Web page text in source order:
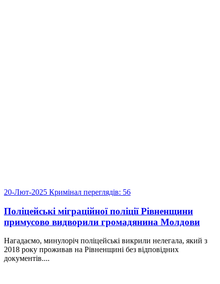
20-Лют-2025 Кримінал переглядів: 56
Поліцейські міграційної поліції Рівненщини
примусово видворили громадянина Молдови
Нагадаємо, минулоріч поліцейські викрили нелегала, який з
2018 року проживав на Рівненщині без відповідних
документів....